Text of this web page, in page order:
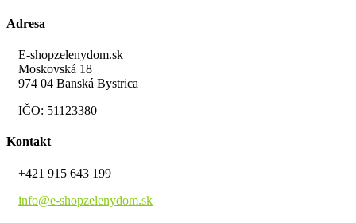
Adresa
E-shopzelenydom.sk
Moskovská 18
974 04 Banská Bystrica
IČO: 51123380
Kontakt
+421 915 643 199
info@e-shopzelenydom.sk